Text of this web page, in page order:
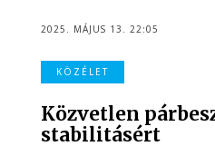
2025. MÁJUS 13. 22:05
KÖZÉLET
Közvetlen
stabilitásért